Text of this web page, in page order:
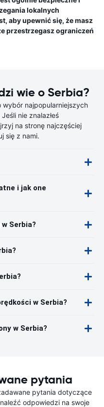
lokalnych
aby upewnić się, że masz
przestrzegasz ograniczeń
wie o Serbia?
najpopularniejszych
nie znalazłeś
na stronę najczęściej
się z nami.
i jak one
Serbia?
w Serbia?
w Serbia?
pytania
pytania dotyczące
odpowiedzi na swoje